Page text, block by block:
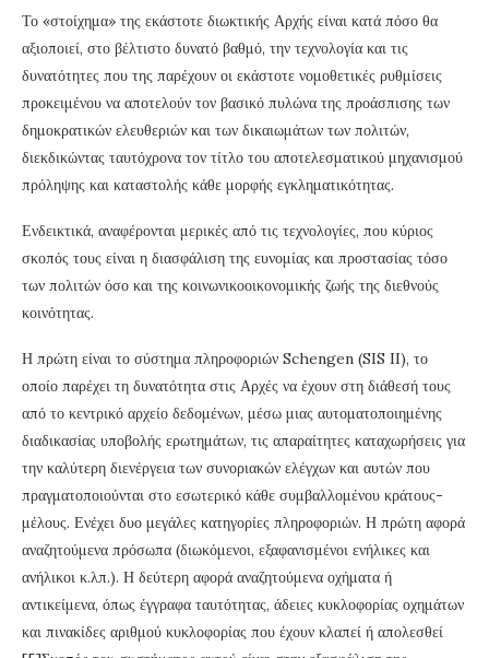
Το «στοίχημα» της εκάστοτε διωκτικής Αρχής είναι κατά πόσο θα
αξιοποιεί, στο βέλτιστο δυνατό βαθμό, την τεχνολογία και τις
δυνατότητες που της παρέχουν οι εκάστοτε νομοθετικές ρυθμίσεις
προκειμένου να αποτελούν τον βασικό πυλώνα της προάσπισης των
δημοκρατικών ελευθεριών και των δικαιωμάτων των πολιτών,
διεκδικώντας ταυτόχρονα τον τίτλο του αποτελεσματικού μηχανισμού
πρόληψης και καταστολής κάθε μορφής εγκληματικότητας.
Ενδεικτικά, αναφέρονται μερικές από τις τεχνολογίες, που κύριος
σκοπός τους είναι η διασφάλιση της ευνομίας και προστασίας τόσο
των πολιτών όσο και της κοινωνικοοικονομικής ζωής της διεθνούς
κοινότητας.
Η πρώτη είναι το σύστημα πληροφοριών Schengen (SIS II), το
οποίο παρέχει τη δυνατότητα στις Αρχές να έχουν στη διάθεσή τους
από το κεντρικό αρχείο δεδομένων, μέσω μιας αυτοματοποιημένης
διαδικασίας υποβολής ερωτημάτων, τις απαραίτητες καταχωρήσεις για
την καλύτερη διενέργεια των συνοριακών ελέγχων και αυτών που
πραγματοποιούνται στο εσωτερικό κάθε συμβαλλομένου κράτους-
μέλους. Ενέχει δυο μεγάλες κατηγορίες πληροφοριών. Η πρώτη αφορά
αναζητούμενα πρόσωπα (διωκόμενοι, εξαφανισμένοι ενήλικες και
ανήλικοι κ.λπ.). Η δεύτερη αφορά αναζητούμενα οχήματα ή
αντικείμενα, όπως έγγραφα ταυτότητας, άδειες κυκλοφορίας οχημάτων
και πινακίδες αριθμού κυκλοφορίας που έχουν κλαπεί ή απολεσθεί